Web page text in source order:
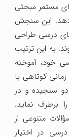
مستمر مبحثی
دهد. این سنجش‏
درسی طراحی
به این ترتیب
خود، آموخته
کوتاهی با
سنجیده و در
برطرف نماید.
متنوعی از
در اختیار